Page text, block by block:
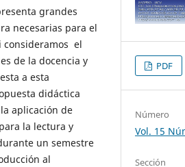
grandes
necesarias para el
consideramos el
de la docencia y
a esta
didáctica
aplicación de
la lectura y
un semestre
al
PDF
Número
Vol. 15
Sección